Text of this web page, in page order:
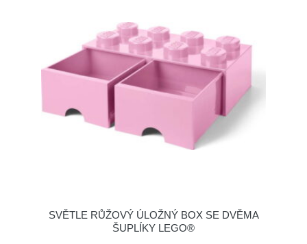
SVĚTLE RŮŽOVÝ ÚLOŽNÝ BOX SE DVĚMA
ŠUPLÍKY LEGO®